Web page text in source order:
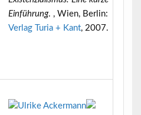
Einführung. , Wien, Berlin:
Verlag Turia + Kant, 2007.